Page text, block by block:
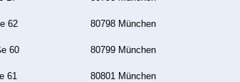
62 80798 München
60 80799 München
61 80801 München